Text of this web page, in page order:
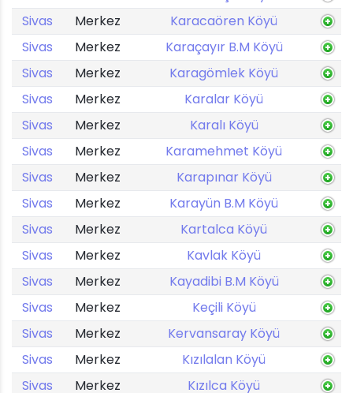
Sivas
Merkez
Karacaören Köyü
Sivas
Merkez
Karaçayır B.M Köyü
Sivas
Merkez
Karagömlek Köyü
Sivas
Merkez
Karalar Köyü
Sivas
Merkez
Karalı Köyü
Sivas
Merkez
Karamehmet Köyü
Sivas
Merkez
Karapınar Köyü
Sivas
Merkez
Karayün B.M Köyü
Sivas
Merkez
Kartalca Köyü
Sivas
Merkez
Kavlak Köyü
Sivas
Merkez
Kayadibi B.M Köyü
Sivas
Merkez
Keçili Köyü
Sivas
Merkez
Kervansaray Köyü
Sivas
Merkez
Kızılalan Köyü
Sivas
Merkez Kızılca Köyü